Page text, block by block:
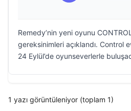
Remedy’nin yeni oyunu
gereksinimleri açıklandı. Control
24 Eylül’de oyunseverlerle
1 yazı görüntüleniyor (toplam 1)